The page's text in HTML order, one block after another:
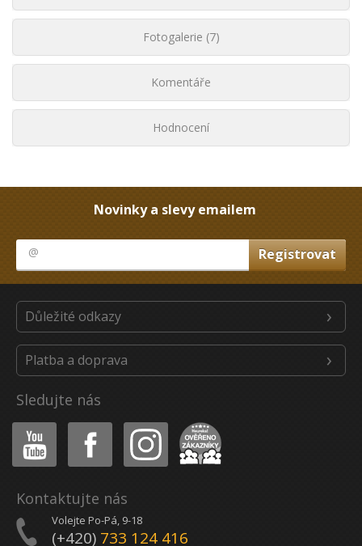
Fotogalerie (7)
Komentáře
Hodnocení
Novinky a slevy emailem
Důležité odkazy
Platba a doprava
Sledujte nás
Youtube Facebook Instagram Heureka
Kontaktujte nás
Volejte Po-Pá, 9-18
(+420) 733 124 416